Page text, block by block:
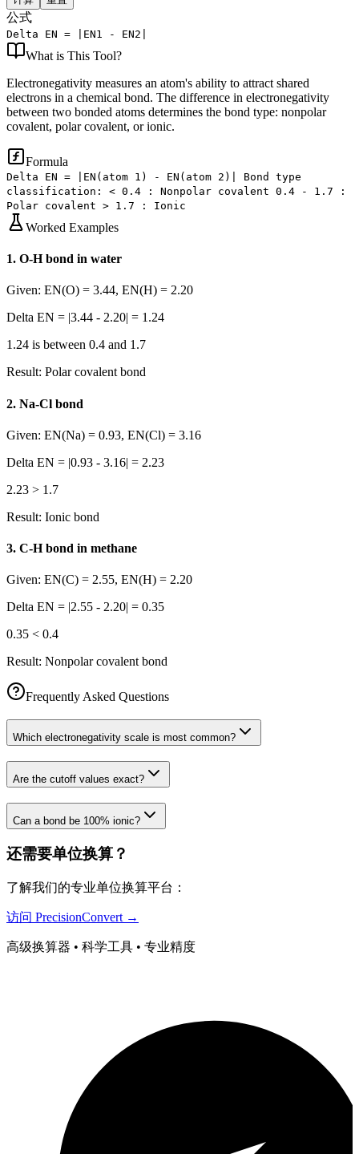
公式
Delta EN = |EN1 - EN2|
What is This Tool?
Electronegativity measures an atom's ability to attract shared
electrons in a chemical bond. The difference in electronegativity
between two bonded atoms determines the bond type: nonpolar
covalent, polar covalent, or ionic.
Formula
Delta EN = |EN(atom 1) - EN(atom 2)| Bond type
classification: < 0.4 : Nonpolar covalent 0.4 - 1.7 :
Polar covalent > 1.7 : Ionic
Worked Examples
1. O-H bond in water
Given: EN(O) = 3.44, EN(H) = 2.20
Delta EN = |3.44 - 2.20| = 1.24
1.24 is between 0.4 and 1.7
Result: Polar covalent bond
2. Na-Cl bond
Given: EN(Na) = 0.93, EN(Cl) = 3.16
Delta EN = |0.93 - 3.16| = 2.23
2.23 > 1.7
Result: Ionic bond
3. C-H bond in methane
Given: EN(C) = 2.55, EN(H) = 2.20
Delta EN = |2.55 - 2.20| = 0.35
0.35 < 0.4
Result: Nonpolar covalent bond
Frequently Asked Questions
Which electronegativity scale is most common?
Are the cutoff values exact?
Can a bond be 100% ionic?
还需要单位换算？
了解我们的专业单位换算平台：
访问 PrecisionConvert →
高级换算器 • 科学工具 • 专业精度